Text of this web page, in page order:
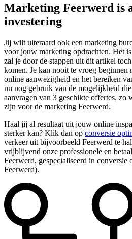
Marketing Feerwerd is
investering
Jij wilt uiteraard ook een marketing
voor jouw marketing opdrachten. Het
zal je door de stappen uit dit artikel
komen. Je kan nooit te vroeg beginnen
online aanwezigheid en het bereiken
nu nog gebruik van de mogelijkheid
aanvragen van 3 geschikte offertes,
zijn voor de marketing Feerwerd.
Haal jij al resultaat uit jouw online
sterker kan? Klik dan op conversie
verkeer uit bijvoorbeeld Feerwerd te
vrijblijvend onze professionele en
Feerwerd, gespecialiseerd in conversie
Feerwerd).